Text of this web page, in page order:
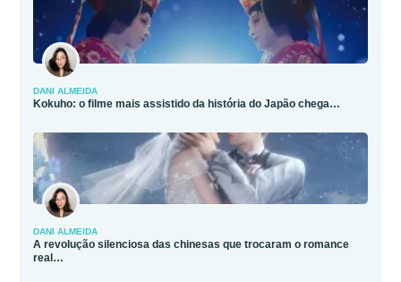
DANI ALMEIDA
Kokuho: o filme mais assistido da história do Japão chega…
DANI ALMEIDA
A revolução silenciosa das chinesas que trocaram o romance
real…